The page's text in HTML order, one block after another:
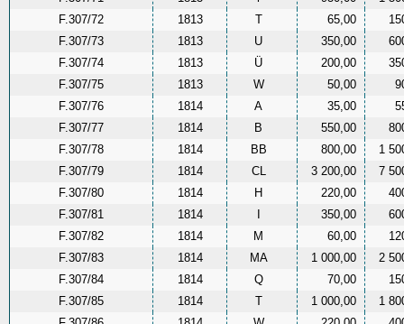
F.307/72
1813 T 65,00
F.307/73
1813 U 350,00
F.307/74
1813 Ü 200,00
F.307/75
1813 W 50,00
F.307/76
1814 A 35,00
F.307/77
1814 B 550,00
F.307/78
1814 BB 800,00
1
F.307/79
1814 CL 3 200,00
7
F.307/80
1814 H 220,00
F.307/81
1814 I 350,00
F.307/82
1814 M 60,00
F.307/83
1814 MA 1 000,00
2
F.307/84
1814 Q 70,00
F.307/85
1814 T 1 000,00
1